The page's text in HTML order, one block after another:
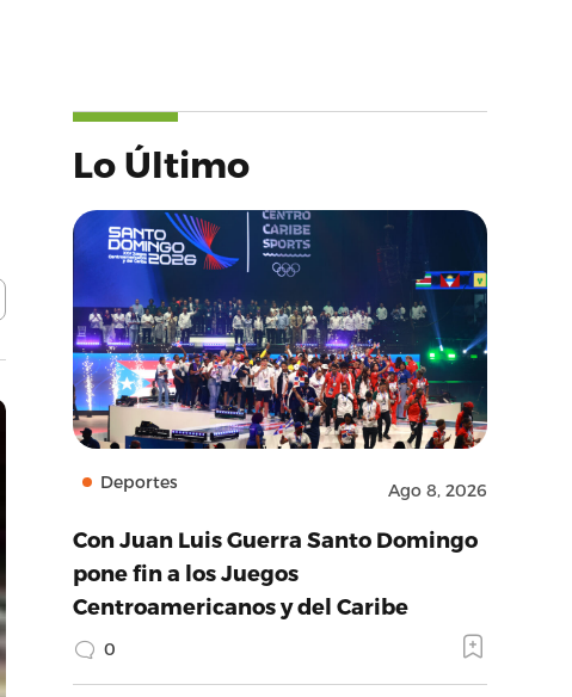
Lo Último
Deportes Ago 8, 2026
Con Juan Luis Guerra Santo Domingo
pone fin a los Juegos
Centroamericanos y del Caribe
0